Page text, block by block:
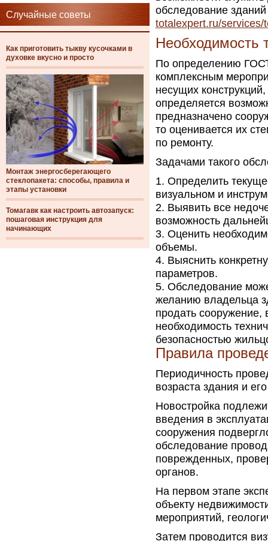
Случайные советы
Как приготовить тыкву кусочками в
духовке вкусно и просто
Монтаж энергосберегающего
стеклопакета: способы, правила и
этапы установки
Томагавк как настроить автозапуск:
пошаговая инструкция для
начинающих
обследование
totalexpert.ru/
Необходимость
По определению
комплексным
несущих
определяется
предназначено
то оценивается их
по ремонту.
Задачами такого
Определить
визуальном и
Выявить все
возможность
Оценить
объемы.
Выяснить
параметров.
Обследование
желанию владельца
продать сооружение,
необходимость
безопасностью
Правила
Периодичность
возраста здания и
Новостройка
введения в
сооружения
обследование
поврежденных,
органов.
На первом этапе
объекту
мероприятий,
Затем проводится